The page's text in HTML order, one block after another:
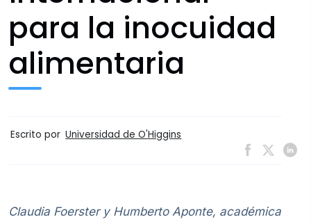
para la inocuidad
alimentaria
Escrito por Universidad de O'Higgins
Claudia Foerster y Humberto Aponte, académica